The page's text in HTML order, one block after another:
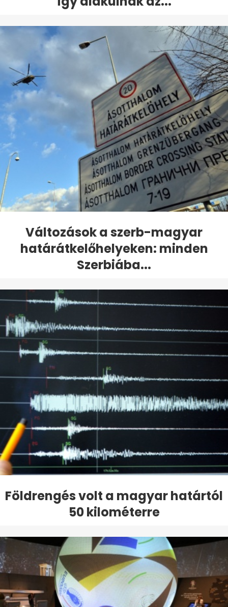
Változások a szerb-magyar
határátkelőhelyeken: minden
Szerbiába...
Földrengés volt a magyar határtól
50 kilométerre